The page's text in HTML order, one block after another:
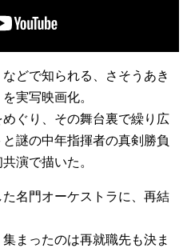
どで知られる、さそうあき
実写映画化。
ぐり、その舞台裏で繰り広
謎の中年指揮者の真剣勝負
演で描いた。
名門オーケストラに、再結
まったのは再就職先も決ま